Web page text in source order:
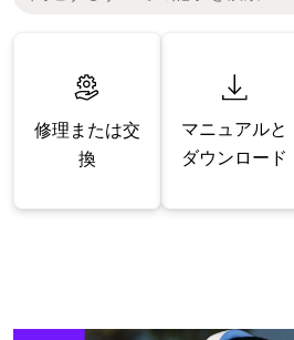
修理または交
換
マニュアルと
ダウンロード